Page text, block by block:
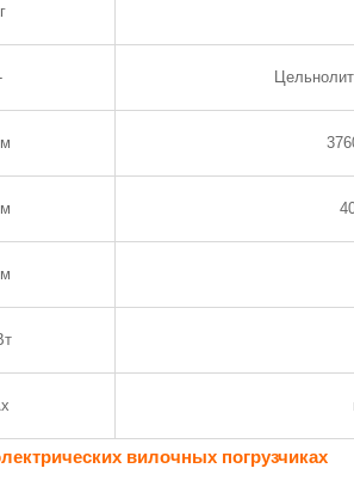
вилочных погрузчиках